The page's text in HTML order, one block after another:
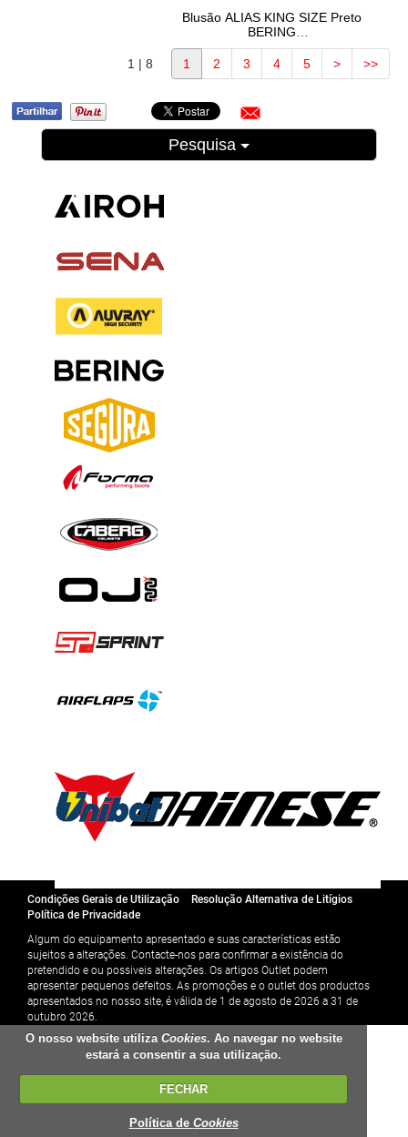
Blusão ALIAS KING SIZE Preto
BERING
1 | 8 1 2 3 4 5 > >>
Pesquisa
Condições Gerais de Utilização
Resolução Alternativa de Litígios
Política de Privacidade
Algum do equipamento apresentado e suas características estão
sujeitos a alterações. Contacte-nos para confirmar a existência do
pretendido e ou possiveis alterações. Os artigos Outlet podem
apresentar pequenos defeitos. As promoções e o outlet dos productos
apresentados no nosso site, é válida de 1 de agosto de 2026 a 31 de
outubro 2026.
O nosso website utiliza Cookies. Ao navegar no website
estará a consentir a sua utilização.
FECHAR
Política de Cookies